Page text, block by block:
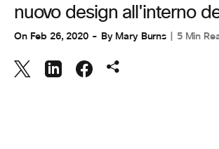
nuovo design all'interno
On Feb 26, 2020 By Mary Burns 5 Min